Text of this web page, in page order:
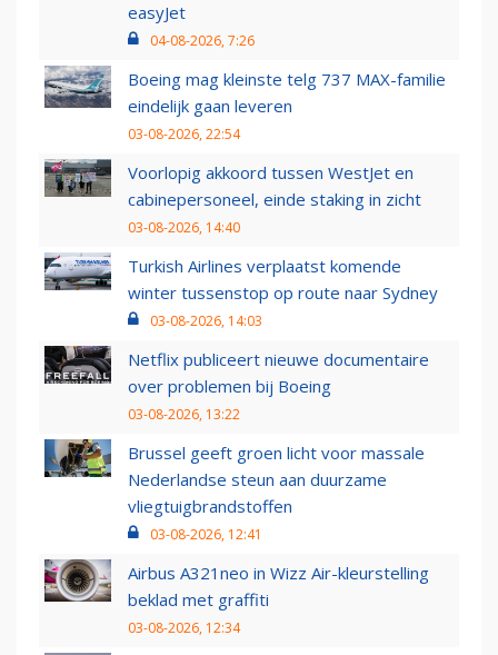
easyJet
04-08-2026, 7:26
Boeing mag kleinste telg 737 MAX-familie
eindelijk gaan leveren
03-08-2026, 22:54
Voorlopig akkoord tussen WestJet en
cabinepersoneel, einde staking in zicht
03-08-2026, 14:40
Turkish Airlines verplaatst komende
winter tussenstop op route naar Sydney
03-08-2026, 14:03
Netflix publiceert nieuwe documentaire
over problemen bij Boeing
03-08-2026, 13:22
Brussel geeft groen licht voor massale
Nederlandse steun aan duurzame
vliegtuigbrandstoffen
03-08-2026, 12:41
Airbus A321neo in Wizz Air-kleurstelling
beklad met graffiti
03-08-2026, 12:34